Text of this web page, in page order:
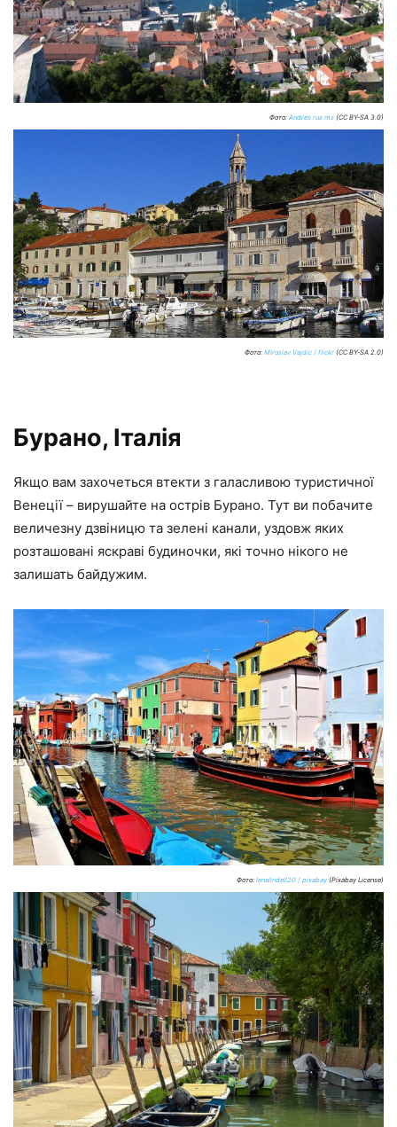
Фото: Andres rus ms (CC BY-SA 3.0)
Фото: Miroslav Vajdic / flickr (CC BY-SA 2.0)
Бурано, Італія
Якщо вам захочеться втекти з галасливою туристичної
Венеції – вирушайте на острів Бурано. Тут ви побачите
величезну дзвіницю та зелені канали, уздовж яких
розташовані яскраві будиночки, які точно нікого не
залишать байдужим.
Фото: lenalindell20 / pixabay (Pixabay License)